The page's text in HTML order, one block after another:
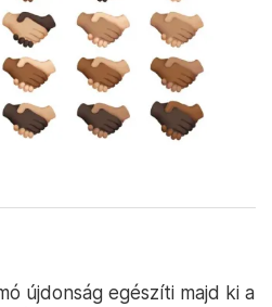
újdonság egészíti majd ki a